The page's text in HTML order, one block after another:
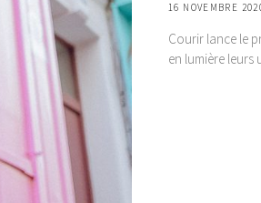
16 NOVEMBRE
Courir lance le
en lumière leurs